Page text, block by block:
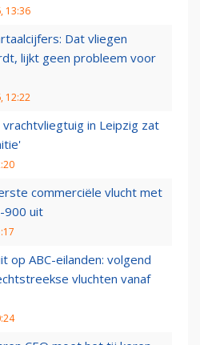
13:36
Dat vliegen
lijkt geen probleem voor
12:22
in Leipzig zat
commerciële vlucht met
900 uit
op ABC-eilanden: volgend
vluchten vanaf